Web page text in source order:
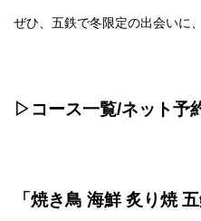
ぜひ、五鉄で冬限定の出会いに
▷コース一覧/ネット予
「焼き鳥 海鮮 炙り焼 五